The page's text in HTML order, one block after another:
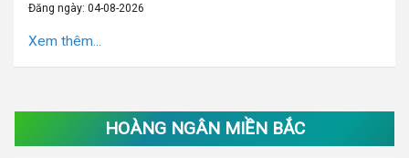
Đăng ngày: 04-08-2026
Xem thêm...
HOÀNG NGÂN MIỀN BẮC